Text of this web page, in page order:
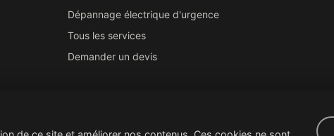
Dépannage électrique d'urgence
Tous les services
Demander un devis